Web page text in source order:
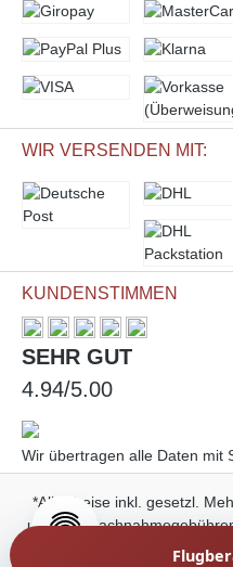
WIR VERSENDEN MIT:
KUNDENSTIMMEN
SEHR GUT
4.94/5.00
Wir übertragen alle Daten mit
*Alle Preise inkl. gesetzl.
und ggf.